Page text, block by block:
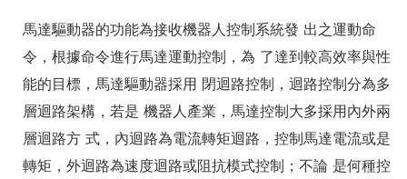
馬達驅動器的功能為接收機器人控制系統發 出之運動命
令，根據命令進行馬達運動控制，為 了達到較高效率與性
能的目標，馬達驅動器採用 閉迴路控制，迴路控制分為多
層迴路架構，若是 機器人產業，馬達控制大多採用內外兩
層迴路方 式，內迴路為電流轉矩迴路，控制馬達電流或是
轉矩，外迴路為速度迴路或阻抗模式控制；不論 是何種控